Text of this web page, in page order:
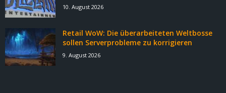
10. August 2026
Retail WoW: Die überarbeiteten Weltbosse
sollen Serverprobleme zu korrigieren
9. August 2026